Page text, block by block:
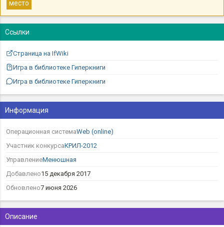
Описание
место
Ссылки
Страница на IfWiki
Игра в библиотеке Гиперкниги
Игра в библиотеке Гиперкниги
Информация
Операционная системаWeb (online)
Участник конкурсаКРИЛ-2012
УправлениеМенюшная
Добавлено15 декабря 2017
Обновлено7 июня 2026